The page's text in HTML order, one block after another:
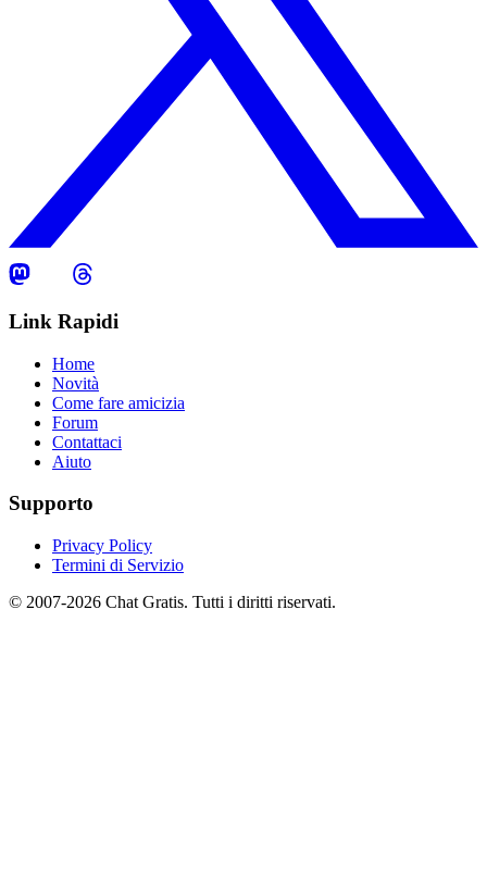
Link Rapidi
Home
Novità
Come fare amicizia
Forum
Contattaci
Aiuto
Supporto
Privacy Policy
Termini di Servizio
© 2007-2026 Chat Gratis. Tutti i diritti riservati.